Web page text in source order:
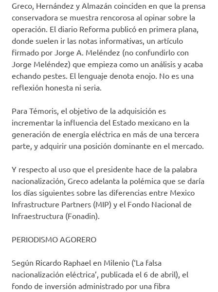
Greco, Hernández y Almazán coinciden en que la prensa
conservadora se muestra rencorosa al opinar sobre la
operación. El diario Reforma publicó en primera plana,
donde suelen ir las notas informativas, un artículo
firmado por Jorge A. Meléndez (no confundirlo con
Jorge Meléndez) que empieza como un análisis y acaba
echando pestes. El lenguaje denota enojo. No es una
reflexión honesta ni seria.
Para Témoris, el objetivo de la adquisición es
incrementar la influencia del Estado mexicano en la
generación de energía eléctrica en más de una tercera
parte, y adquirir una posición dominante en el mercado.
Y respecto al uso que el presidente hace de la palabra
nacionalización, Greco adelanta la polémica que se daría
los días siguientes sobre las diferencias entre Mexico
Infrastructure Partners (MIP) y el Fondo Nacional de
Infraestructura (Fonadin).
PERIODISMO AGORERO
Según Ricardo Raphael en Milenio (‘La falsa
nacionalización eléctrica’, publicada el 6 de abril), el
fondo de inversión administrado por una fibra